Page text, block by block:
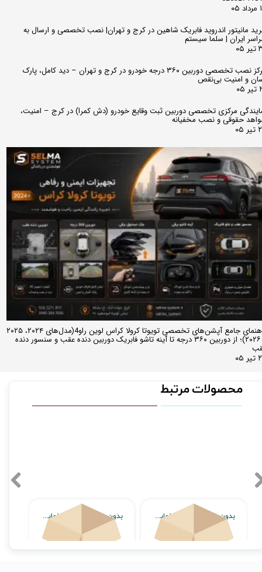
مانیتور اندروید فابریک شاهین در کرج و تهران| نصب تخصصی و ارسال به
ایران | سلما سیستم
مرکز نصب تخصصی دوربین ۳۶۰ درجه خودرو در کرج و تهران – دید کامل، پارک
و امنیت بی‌نقص
مرکزی تخصصی دوربین ثبت وقایع خودرو (دش کمرا) در کرج – امنیت،
حقوقی و نصب مخفیانه
راهنمای جامع آپشن‌های تخصصی تویوتا کرولا کراس لوین راو4(مدل‌های ۲۰۲۴، ۲۰۲۵
و ۲۰۲۶)؛ از دوربین ۳۶۰ درجه تا آینه تاشو فابریک دوربین دنده عقب و سنسور دنده
محصولات مرتبط
اتمام موجودی
اتمام موجودی